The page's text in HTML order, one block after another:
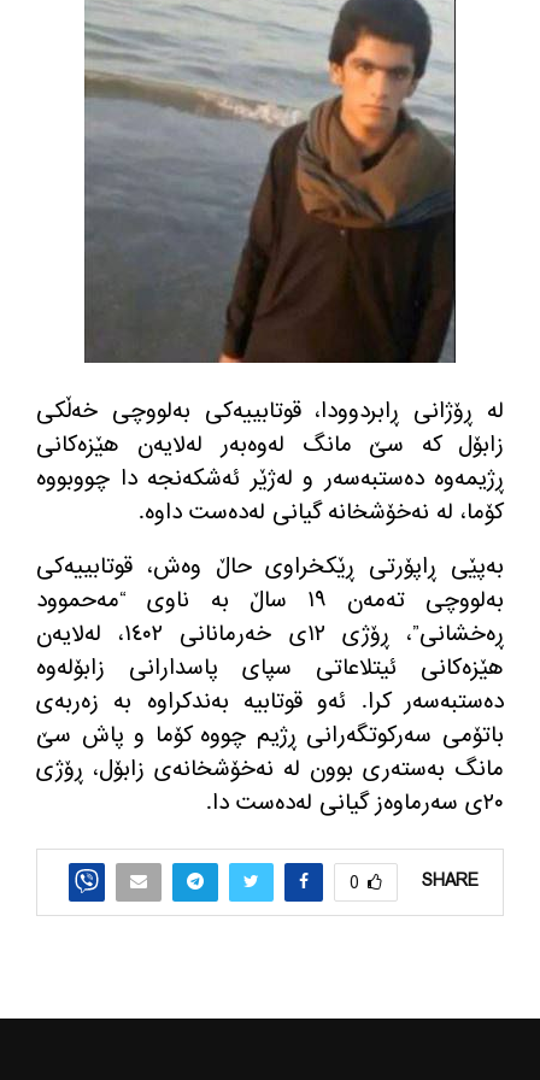
له‌ ڕۆژانی ڕابردوودا، قوتابییه‌كی به‌لووچی خه‌ڵكی
زابۆل كه‌ سێ مانگ له‌وه‌به‌ر له‌لایه‌ن هێزه‌كانی
ڕژیمه‌وه‌ ده‌ستبه‌سه‌ر و له‌ژێر ئه‌شكه‌نجه دا چووبووه‌
كۆما، له‌ نه‌خۆشخانه گیانی له‌ده‌ست داوه‌.
به‌پێی ڕاپۆرتی ڕێكخراوی حاڵ وه‌ش، قوتابییه‌كی
به‌لووچی ته‌مه‌ن ١٩ ساڵ به‌ ناوی “مه‌حموود
ڕه‌خشانی”، ڕۆژی ١٢ی خه‌رمانانی ١٤٠٢، له‌لایه‌ن
هێزه‌كانی ئیتلاعاتی سپای پاسدارانی زابۆله‌وه‌
ده‌ستبه‌سه‌ر كرا. ئه‌و قوتابیه‌ به‌ندكراوه‌ به‌ زه‌ربه‌ی
باتۆمی سه‌ركوتگه‌رانی ڕژیم چووه‌ كۆما و پاش سێ
مانگ به‌سته‌ری بوون له‌ نه‌خۆشخانه‌ی زابۆل، ڕۆژی
٢٠ی سه‌رماوه‌ز گیانی له‌ده‌ست دا.
SHARE
0